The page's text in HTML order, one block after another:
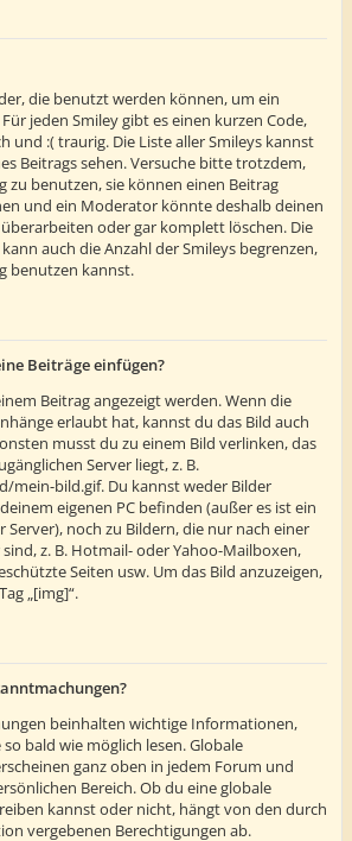
die benutzt werden können, um ein
jeden Smiley gibt es einen kurzen Code,
und :( traurig. Die Liste aller Smileys kannst
Beitrags sehen. Versuche bitte trotzdem,
zu benutzen, sie können einen Beitrag
und ein Moderator könnte deshalb deinen
oder gar komplett löschen. Die
auch die Anzahl der Smileys begrenzen,
benutzen kannst.
Beiträge einfügen?
Beitrag angezeigt werden. Wenn die
erlaubt hat, kannst du das Bild auch
musst du zu einem Bild verlinken, das
Server liegt, z. B.
bild.gif. Du kannst weder Bilder
eigenen PC befinden (außer es ist ein
noch zu Bildern, die nur nach einer
z. B. Hotmail- oder Yahoo-Mailboxen,
Seiten usw. Um das Bild anzuzeigen,
„[img]“.
beinhalten wichtige Informationen,
bald wie möglich lesen. Globale
ganz oben in jedem Forum und
Bereich. Ob du eine globale
kannst oder nicht, hängt von den durch
vergebenen Berechtigungen ab.